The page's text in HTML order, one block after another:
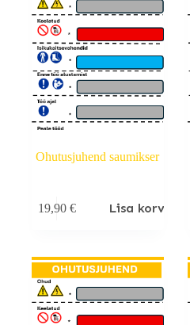
Ohutusjuhend saumikser
19,90 € Lisa korvi